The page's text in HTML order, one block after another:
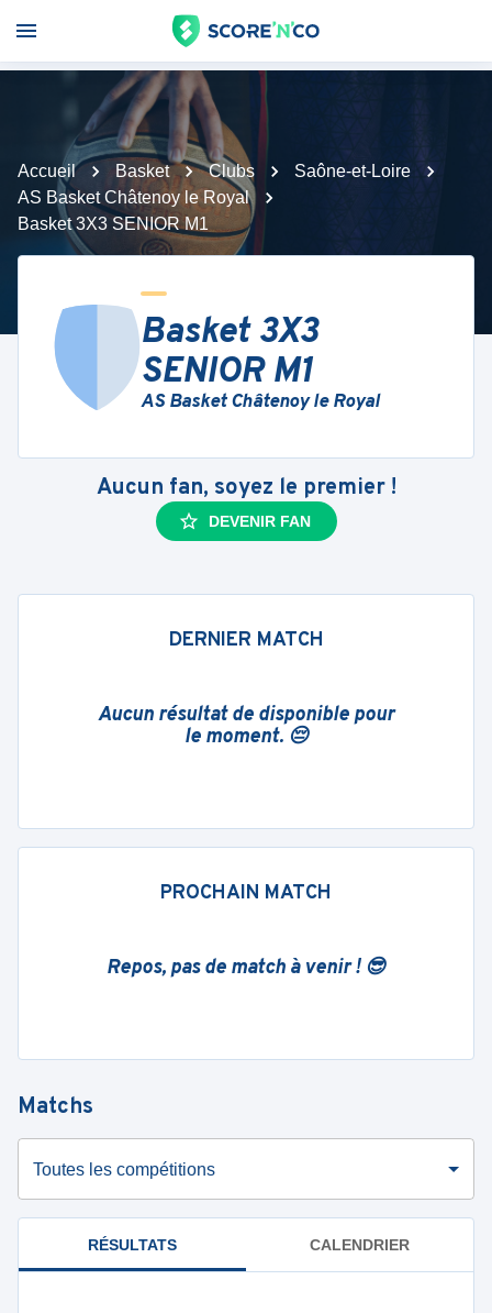
Accueil Basket Clubs
Saône-et-Loire
AS Basket Châtenoy le Royal
Basket 3X3 SENIOR M1
Basket 3X3
SENIOR M1
AS Basket Châtenoy le Royal
Aucun fan, soyez le premier !
DEVENIR FAN
DERNIER MATCH
Aucun résultat de disponible pour
le moment. 😔
PROCHAIN MATCH
Repos, pas de match à venir ! 😎
Matchs
Toutes les compétitions
RÉSULTATS CALENDRIER